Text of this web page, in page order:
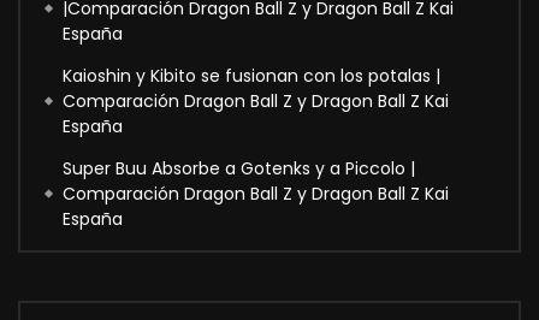
|Comparación Dragon Ball Z y Dragon Ball Z Kai
España
Kaioshin y Kibito se fusionan con los potalas |
Comparación Dragon Ball Z y Dragon Ball Z Kai
España
Super Buu Absorbe a Gotenks y a Piccolo |
Comparación Dragon Ball Z y Dragon Ball Z Kai
España